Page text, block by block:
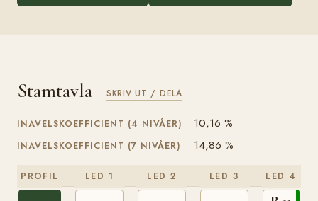
Stamtavla SKRIV UT / DELA
INAVELSKOEFFICIENT (4 NIVÅER) 10,16 %
INAVELSKOEFFICIENT (7 NIVÅER) 14,86 %
PROFIL LED 1 LED 2 LED 3 LED 4